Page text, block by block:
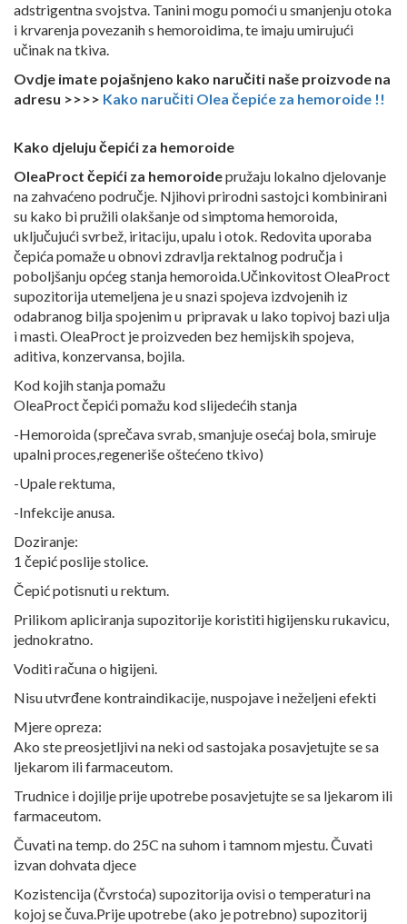
adstrigentna svojstva. Tanini mogu pomoći u smanjenju otoka
i krvarenja povezanih s hemoroidima, te imaju umirujući
učinak na tkiva.
Ovdje imate pojašnjeno kako naručiti naše proizvode na
adresu >>>> Kako naručiti Olea čepiće za hemoroide !!
Kako djeluju čepići za hemoroide
OleaProct čepići za hemoroidepružaju lokalno djelovanje
na zahvaćeno područje. Njihovi prirodni sastojci kombinirani
su kako bi pružili olakšanje od simptoma hemoroida,
uključujući svrbež, iritaciju, upalu i otok. Redovita uporaba
čepića pomaže u obnovi zdravlja rektalnog područja i
poboljšanju općeg stanja hemoroida.Učinkovitost OleaProct
supozitorija utemeljena je u snazi spojeva izdvojenih iz
odabranog bilja spojenim u pripravak u lako topivoj bazi ulja
i masti. OleaProct je proizveden bez hemijskih spojeva,
aditiva, konzervansa, bojila.
Kod kojih stanja pomažu
OleaProct čepići pomažu kod slijedećih stanja
-Hemoroida (sprečava svrab, smanjuje osećaj bola, smiruje
upalni proces,regeneriše oštećeno tkivo)
-Upale rektuma,
-Infekcije anusa.
Doziranje:
1 čepić poslije stolice.
Čepić potisnuti u rektum.
Prilikom apliciranja supozitorije koristiti higijensku rukavicu,
jednokratno.
Voditi računa o higijeni.
Nisu utvrđene kontraindikacije, nuspojave i neželjeni efekti
Mjere opreza:
Ako ste preosjetljivi na neki od sastojaka posavjetujte se sa
ljekarom ili farmaceutom.
Trudnice i dojilje prije upotrebe posavjetujte se sa ljekarom ili
farmaceutom.
Čuvati na temp. do 25C na suhom i tamnom mjestu. Čuvati
izvan dohvata djece
Kozistencija (čvrstoća) supozitorija ovisi o temperaturi na
kojoj se čuva.Prije upotrebe (ako je potrebno) supozitorij